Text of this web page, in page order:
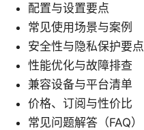
配置与设置要点
常见使用场景与案例
安全性与隐私保护要点
性能优化与故障排查
兼容设备与平台清单
价格、订阅与性价比
常见问题解答（FAQ）